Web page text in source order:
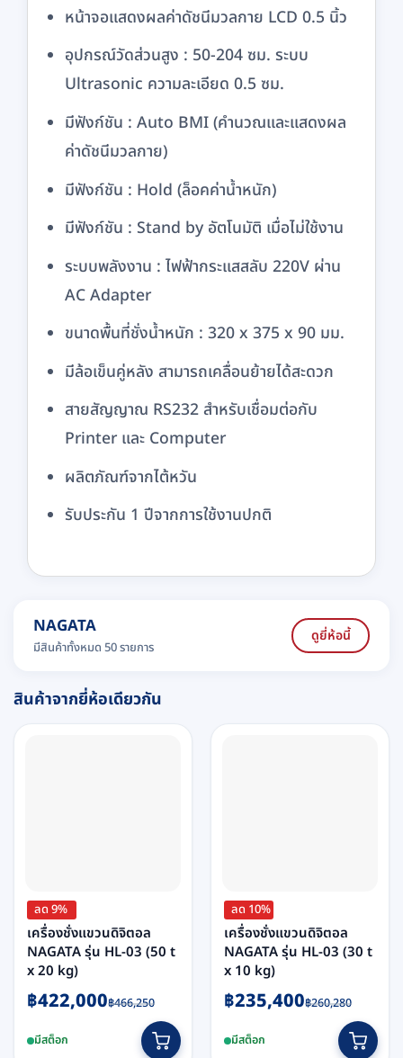
หน้าจอแสดงผลค่าดัชนีมวลกาย LCD 0.5 นิ้ว
อุปกรณ์วัดส่วนสูง : 50-204 ซม. ระบบ
Ultrasonic ความละเอียด 0.5 ซม.
มีฟังก์ชัน : Auto BMI (คำนวณและแสดงผล
ค่าดัชนีมวลกาย)
มีฟังก์ชัน : Hold (ล็อคค่าน้ำหนัก)
มีฟังก์ชัน : Stand by อัตโนมัติ เมื่อไม่ใช้งาน
ระบบพลังงาน : ไฟฟ้ากระแสสลับ 220V ผ่าน
AC Adapter
ขนาดพื้นที่ชั่งน้ำหนัก : 320 x 375 x 90 มม.
มีล้อเข็นคู่หลัง สามารถเคลื่อนย้ายได้สะดวก
สายสัญญาณ RS232 สำหรับเชื่อมต่อกับ
Printer และ Computer
ผลิตภัณฑ์จากไต้หวัน
รับประกัน 1 ปีจากการใช้งานปกติ
NAGATA
มีสินค้าทั้งหมด 50 รายการ
ดูยี่ห้อนี้
สินค้าจากยี่ห้อเดียวกัน
ลด 9%
เครื่องชั่งแขวนดิจิตอล
NAGATA รุ่น HL-03 (50 t
x 20 kg)
฿466,250
Original
was:
฿422,000
Current
is:มีสต็อก
ลด 10%
เครื่องชั่งแขวนดิจิตอล
NAGATA รุ่น HL-03 (30 t
x 10 kg)
฿260,280
Original
was:
฿235,400
Current
is:มีสต็อก